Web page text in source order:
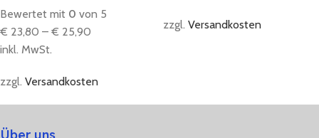
Bewertet mit 0 von 5
€ 23,80 – € 25,90
inkl. MwSt.
zzgl. Versandkosten
zzgl. Versandkosten